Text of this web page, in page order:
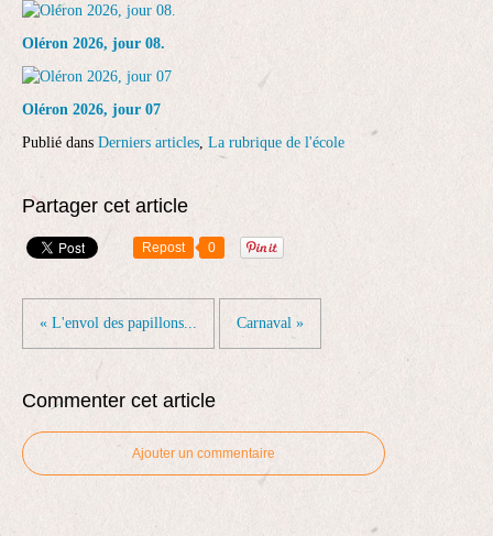
Oléron 2026, jour 08.
Oléron 2026, jour 07
Publié dans Derniers articles, La rubrique de l'école
Partager cet article
Repost 0
« L'envol des papillons... Carnaval »
Commenter cet article
Ajouter un commentaire